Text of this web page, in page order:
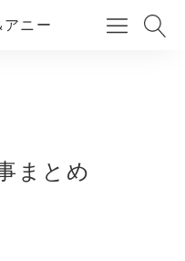
ニー
まとめ